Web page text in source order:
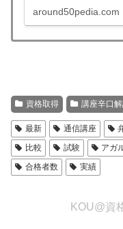
around50pedia.com
資格取得 講座辛口
最新 通信講座
比較
試験 アガ
合格者数
実績
KOU@資